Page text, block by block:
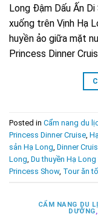
Long Đậm Dấu Ấn
xuống trên Vịnh Hạ
huyền ảo giữa mặt
Princess Dinner
Posted in Cẩm nang du
Princess Dinner Cruise
sản Hạ Long Dinner
Long Du thuyền Hạ Long
Princess Show, Tour ăn
CẨM NANG DU
DƯỠNG,